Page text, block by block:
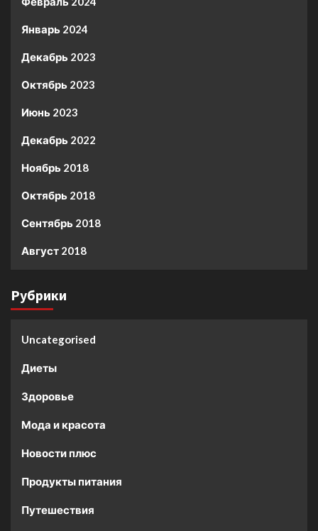
Январь 2024
Декабрь 2023
Октябрь 2023
Июнь 2023
Декабрь 2022
Ноябрь 2018
Октябрь 2018
Сентябрь 2018
Август 2018
Рубрики
Uncategorised
Диеты
Здоровье
Мода и красота
Новости плюс
Продукты питания
Путешествия